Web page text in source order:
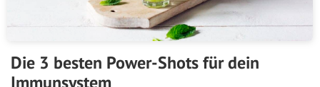
Die 3 besten Power-Shots für dein